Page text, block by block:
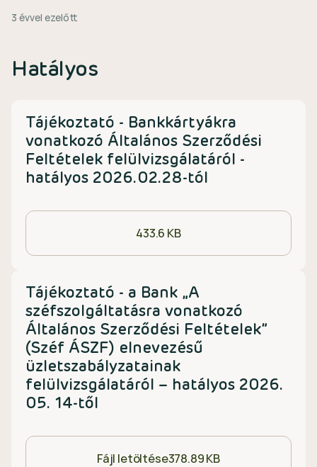
3 évvel ezelőtt
Hatályos
Tájékoztató - Bankkártyákra
vonatkozó Általános Szerződési
Feltételek felülvizsgálatáról -
hatályos 2026.02.28-tól
433.6 KB
Tájékoztató - a Bank „A
széfszolgáltatásra vonatkozó
Általános Szerződési Feltételek”
(Széf ÁSZF) elnevezésű
üzletszabályzatainak
felülvizsgálatáról – hatályos 2026.
05. 14-től
Fájl letöltése378.89 KB